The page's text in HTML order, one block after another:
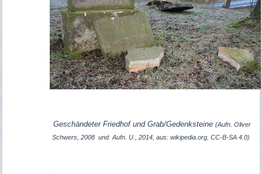
Geschändeter Friedhof und Grab/Gedenksteine(Aufn. Oliver
Schwers, 2008 undAufn. U., 2014, aus: wikipedia.org, CC-B-SA 4.0)